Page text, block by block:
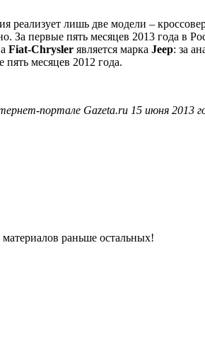
реализует лишь две модели –
За первые пять месяцев 2013 года в
Fiat-Chrysler является марка Jeep: за
месяцев 2012 года.
портале Gazeta.ru 15 июня 2013
раньше остальных!